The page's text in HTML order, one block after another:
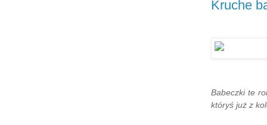
Kruche
Babeczki te
któryś już z